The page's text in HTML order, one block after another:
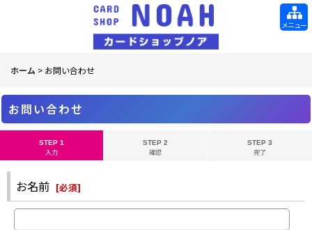
メニュー
ホーム > お問い合わせ
お問い合わせ
STEP 1
入力
STEP 2
確認
STEP 3
完了
お名前 [必須]